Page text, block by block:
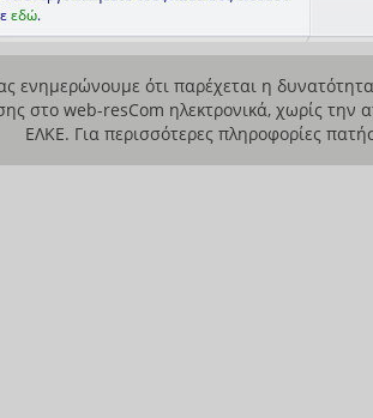
εδώ.
ενημερώνουμε ότι παρέχεται η
στο web-resCom ηλεκτρονικά, χωρίς την
ΕΛΚΕ. Για περισσότερες πληροφορίες